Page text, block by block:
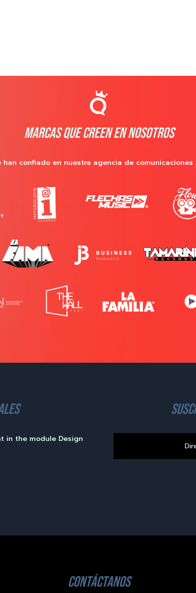
MARCAS QUE CREEN EN NOSOTROS
han confiado en nuestra agencia de
in the module Design
contáctanos